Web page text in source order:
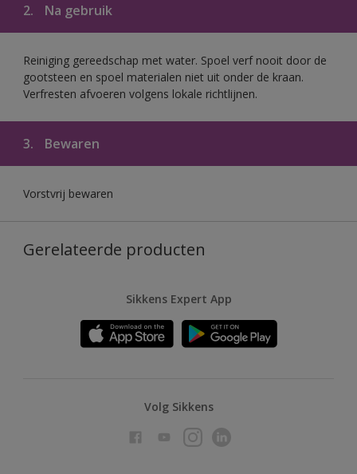
2. Na gebruik
Reiniging gereedschap met water. Spoel verf nooit door de
gootsteen en spoel materialen niet uit onder de kraan.
Verfresten afvoeren volgens lokale richtlijnen.
3. Bewaren
Vorstvrij bewaren
Gerelateerde producten
Sikkens Expert App
Volg Sikkens